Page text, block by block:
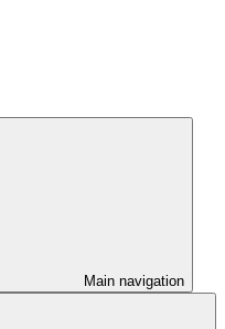
Main navigation